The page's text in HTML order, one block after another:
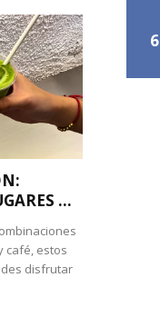
...
café, estos
disfrutar